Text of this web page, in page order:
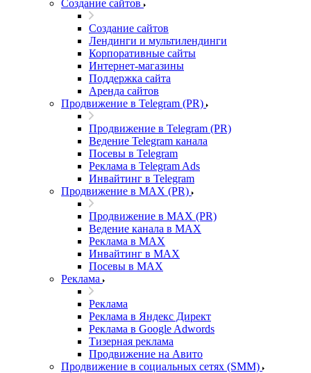
Создание сайтов
Создание сайтов
Лендинги и мультилендинги
Корпоративные сайты
Интернет-магазины
Поддержка сайта
Аренда сайтов
Продвижение в Telegram (PR)
Продвижение в Telegram (PR)
Ведение Telegram канала
Посевы в Telegram
Реклама в Telegram Ads
Инвайтинг в Telegram
Продвижение в MAX (PR)
Продвижение в MAX (PR)
Ведение канала в MAX
Реклама в MAX
Инвайтинг в MAX
Посевы в MAX
Реклама
Реклама
Реклама в Яндекс Директ
Реклама в Google Adwords
Тизерная реклама
Продвижение на Авито
Продвижение в социальных сетях (SMM)